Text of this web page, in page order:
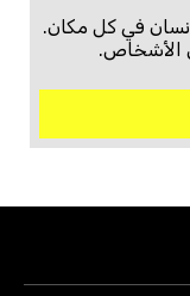
في كل مكان.
الأشخاص.